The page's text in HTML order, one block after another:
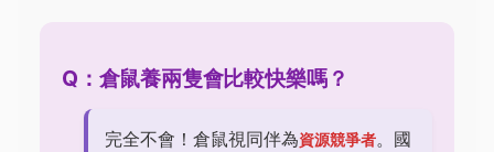
Q：倉鼠養兩隻會比較快樂嗎？
完全不會！倉鼠視同伴為資源競爭者。國